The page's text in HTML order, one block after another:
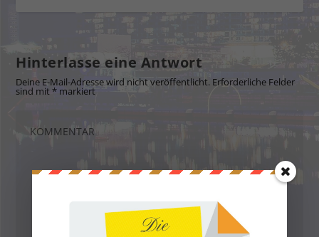
Hinterlasse eine Antwort
Deine E-Mail-Adresse wird nicht veröffentlicht. Erforderliche Felder
sind mit* markiert